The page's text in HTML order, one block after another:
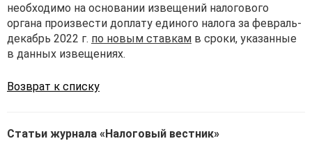
необходимо на основании извещений налогового
органа произвести доплату единого налога за февраль-
декабрь 2022 г. по новым ставкам в сроки, указанные
в данных извещениях.
Возврат к списку
Статьи журнала «Налоговый вестник»